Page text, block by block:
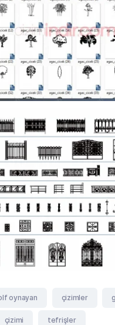
oynayan çizimler
çizimi tefrişler